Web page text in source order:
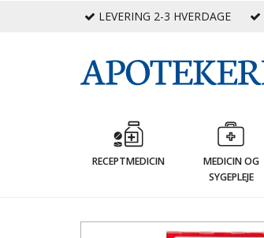
LEVERING 2-3 HVERDAGE
RECEPTMEDICIN
MEDICIN OG
SYGEPLEJE